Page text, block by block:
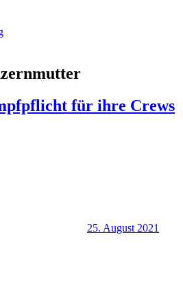
für ihre Crews
25. August 2021